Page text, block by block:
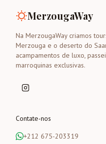
MerzougaWay
Na MerzougaWay criamos
Merzouga e o deserto do
acampamentos de luxo,
marroquinas exclusivas.
Contate-nos
+212 675-203319